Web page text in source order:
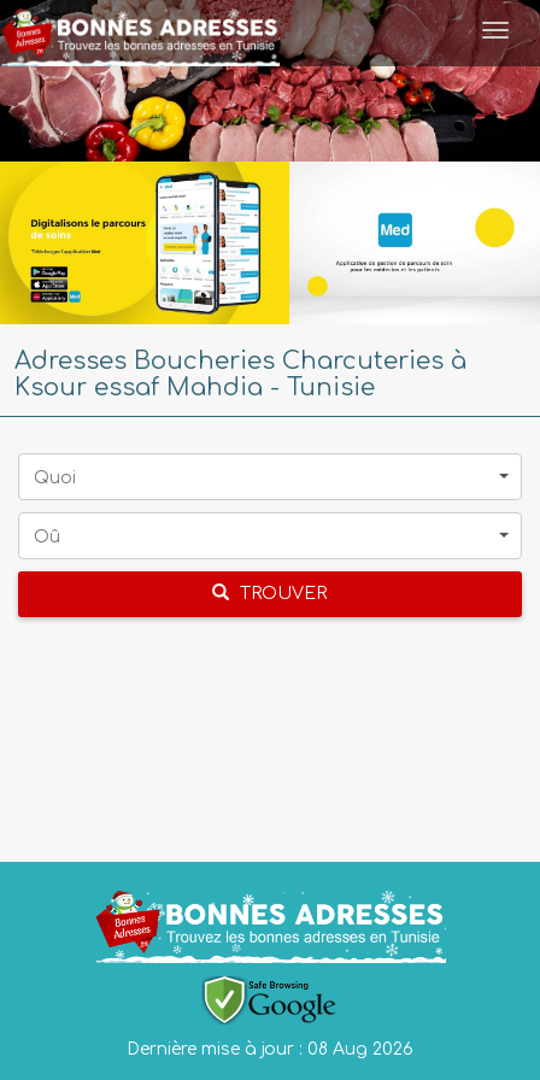
Adresses Boucheries Charcuteries à
Ksour essaf Mahdia - Tunisie
Quoi
Oû
TROUVER
Dernière mise à jour : 08 Aug 2026